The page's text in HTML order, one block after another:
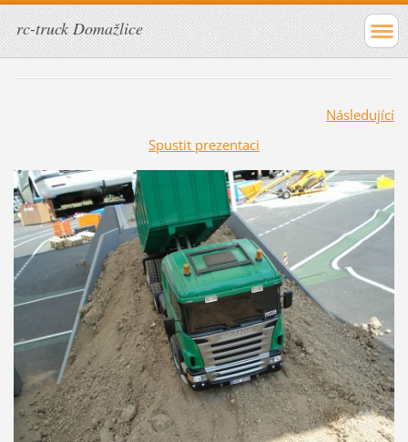
rc-truck Domažlice
Následující
Spustit prezentaci